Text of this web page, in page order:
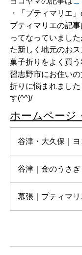
・「プティマリエ
プティマリエの記事
ってなっていまし
た新しく地元のお
菓子折りをよく買う
習志野市にお住い
折りに悩まれまし
す(^^)/
ホームページ
谷津・大久保｜ヨ
谷津｜金のうさぎ
幕張｜プティマリ